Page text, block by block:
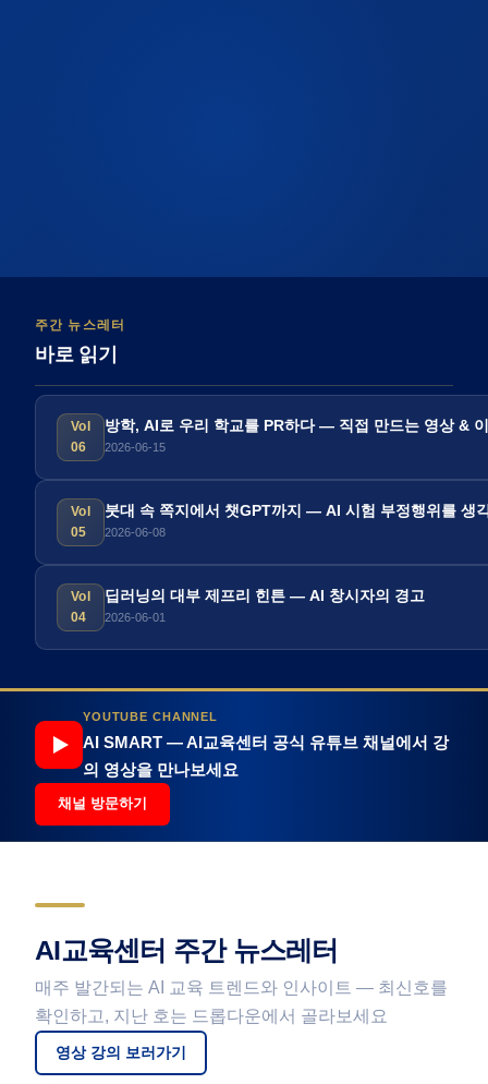
주간 뉴스레터
바로 읽기
Vol
06
방학, AI로 우리 학교를 PR하다 — 직접 만드는 영상 &
2026-06-15
Vol
05
붓대 속 쪽지에서 챗GPT까지 — AI 시험 부정행위를 생
2026-06-08
Vol
04
딥러닝의 대부 제프리 힌튼 — AI 창시자의 경고
2026-06-01
YOUTUBE CHANNEL
AI SMART — AI교육센터 공식 유튜브 채널에서 강
의 영상을 만나보세요
채널 방문하기
AI교육센터 주간 뉴스레터
매주 발간되는 AI 교육 트렌드와 인사이트 — 최신호를
확인하고, 지난 호는 드롭다운에서 골라보세요
영상 강의 보러가기